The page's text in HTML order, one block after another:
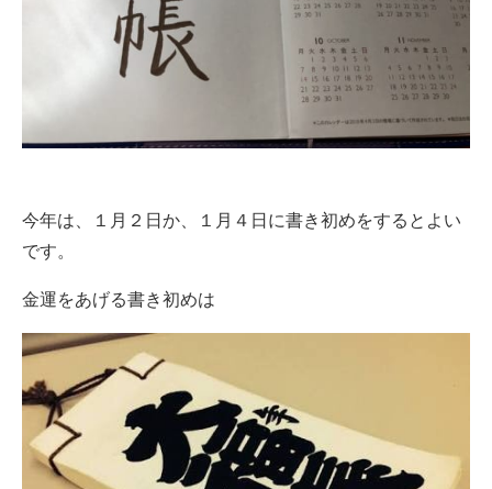
今年は、１月２日か、１月４日に書き初めをするとよい
です。
金運をあげる書き初めは